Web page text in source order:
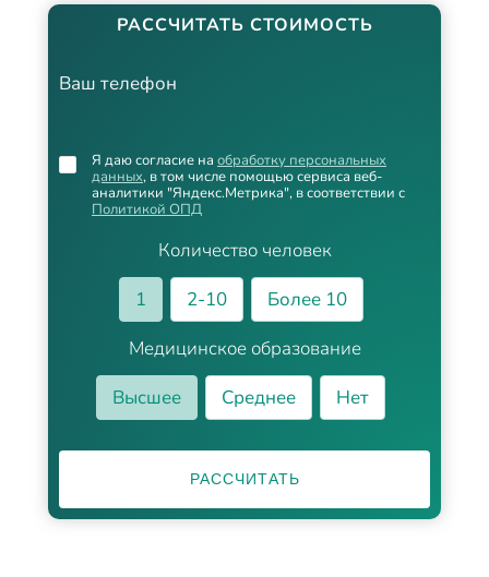
РАССЧИТАТЬ СТОИМОСТЬ
Ваш телефон
Количество человек
1
2-10
Более 10
Медицинское образование
Высшее
Среднее Нет
Я даю согласие на обработку персональных
данных, в том числе помощью сервиса веб-
аналитики "Яндекс.Метрика", в соответствии с
Политикой ОПД
РАССЧИТАТЬ